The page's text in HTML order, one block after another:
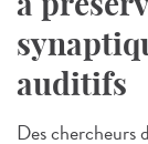
auditifs
Des chercheurs